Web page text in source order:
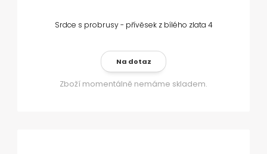
Srdce s probrusy - přívěsek z bílého zlata 4
Na dotaz
Zboží momentálně nemáme skladem.